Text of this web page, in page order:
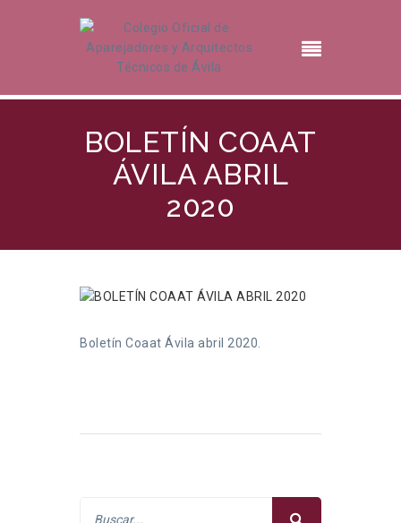
BOLETÍN COAAT
ÁVILA ABRIL
2020
Boletín Coaat Ávila abril 2020.